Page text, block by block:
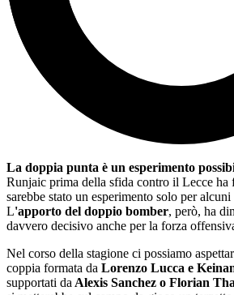
La doppia punta è un esperimento
Runjaic prima della sfida contro il Lecce ha
sarebbe stato un esperimento solo per
L'apporto del doppio bomber, però, ha
davvero decisivo anche per la forza
Nel corso della stagione ci possiamo
coppia formata da Lorenzo Lucca e
supportati da Alexis Sanchez o Florian